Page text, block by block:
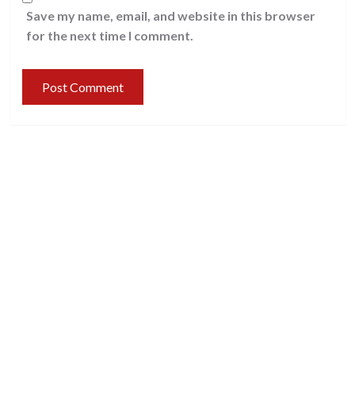
Save my name, email, and website in this browser
for the next time I comment.